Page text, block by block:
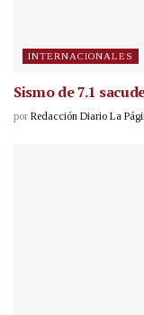
INTERNACIONALES
Sismo de 7.1
por Redacción Diario La